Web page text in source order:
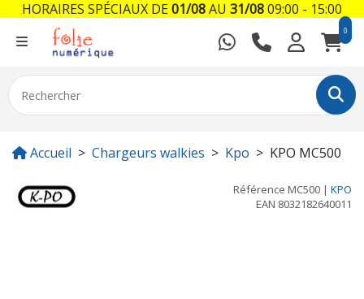
0
Accueil Chargeurs walkies Kpo KPO MC500
Référence MC500 | KPO
EAN 8032182640011
HORAIRES SPÉCIAUX DE01/08AU 31/0809:00 - 15:00